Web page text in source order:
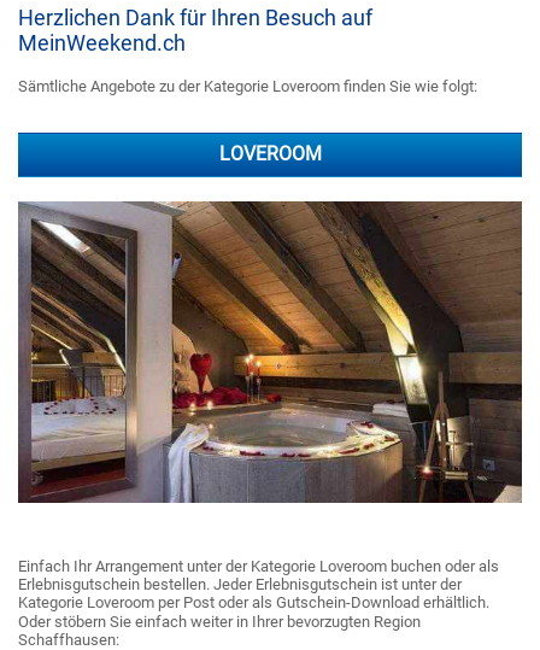
Herzlichen Dank für Ihren Besuch auf
MeinWeekend.ch
Sämtliche Angebote zu der Kategorie Loveroom finden Sie wie folgt:
LOVEROOM
Einfach Ihr Arrangement unter der Kategorie Loveroom buchen oder als
Erlebnisgutschein bestellen. Jeder Erlebnisgutschein ist unter der
Kategorie Loveroom per Post oder als Gutschein-Download erhältlich.
Oder stöbern Sie einfach weiter in Ihrer bevorzugten Region
Schaffhausen: